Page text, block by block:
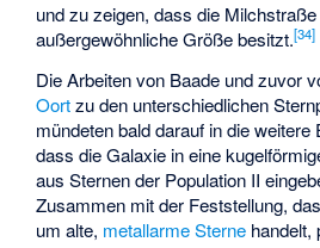
und zu zeigen, dass die
außergewöhnliche Größe besitzt.[34]
Die Arbeiten von Baade und zuvor
Oortzu den unterschiedlichen
mündeten bald darauf in die weitere
dass die Galaxie in eine
aus Sternen der Population II
Zusammen mit der Feststellung,
um alte, metallarme Sterne handelt,